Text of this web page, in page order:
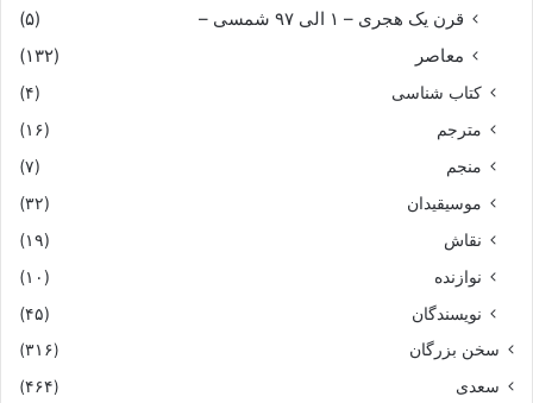
قرن یک هجری – ۱ الی ۹۷ شمسی –
(۵)
معاصر
(۱۳۲)
کتاب شناسی
(۴)
مترجم
(۱۶)
منجم
(۷)
موسیقیدان
(۳۲)
نقاش
(۱۹)
نوازنده
(۱۰)
نویسندگان
(۴۵)
سخن بزرگان
(۳۱۶)
سعدی
(۴۶۴)